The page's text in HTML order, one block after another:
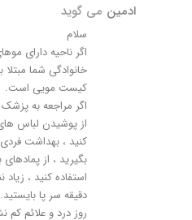
ادمین می گوید
سلام
اگر ناحیه دارای
خانوادگی شما
کیست مویی است.
اگر مراجعه به
از پوشیدن لباس
کنید ، بهداشت
بگیرید ، از
دقیقه سر پا
روز درد و علائم